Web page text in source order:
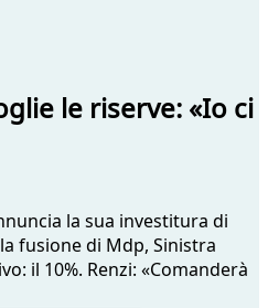
le riserve: «Io ci
la sua investitura di
fusione di Mdp, Sinistra
il 10%. Renzi: «Comanderà